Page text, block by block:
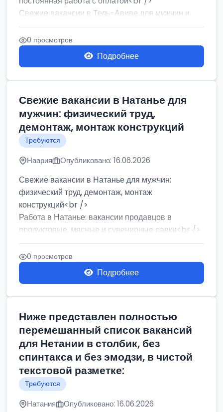
Свежие вакансии в Тель-Авиве для мужчин и
женщин от хозя...
0 просмотров
Подробнее
Свежие вакансии в Натанье для
мужчин: физический труд,
демонтаж, монтаж конструкций
Требуются
Наария Опубликовано: 16.06.2026
Свежие вакансии в Натанье для мужчин:
физический труд, демонтаж, монтаж
конструкций<br />
Работа в Натанье: вакансии продавцов в
продуктовые, мясные и сувенирные лавки<br />
Разнорабочий на сборку м...
0 просмотров
Подробнее
Ниже представлен полностью
перемешанный список вакансий
для Нетании в столбик, без
спинтакса и без эмодзи, в чистой
текстовой разметке:
Требуются
Натания Опубликовано: 16.06.2026